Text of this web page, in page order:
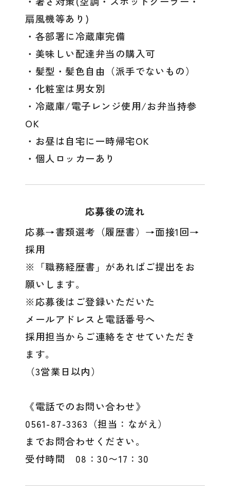
扇風機等あり)
・各部署に冷蔵庫完備
・美味しい配達弁当の購入可
・髪型・髪色自由（派手でないもの）
・化粧室は男女別
・冷蔵庫/電子レンジ使用/お弁当持参
OK
・お昼は自宅に一時帰宅OK
・個人ロッカーあり
応募後の流れ
応募→書類選考（履歴書）→面接1回→
採用
※「職務経歴書」があればご提出をお
願いします。
※応募後はご登録いただいた
メールアドレスと電話番号へ
採用担当からご連絡をさせていただき
ます。
（3営業日以内）
《電話でのお問い合わせ》
0561-87-3363（担当：ながえ）
までお問合わせください。
受付時間 08：30〜17：30